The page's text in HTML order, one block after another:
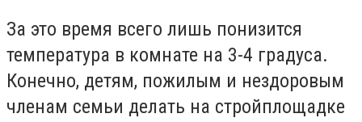
За это время всего лишь понизится
температура в комнате на 3-4 градуса.
Конечно, детям, пожилым и нездоровым
членам семьи делать на стройплощадке